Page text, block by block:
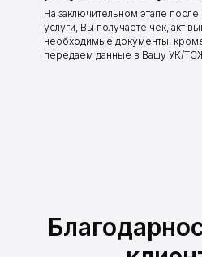
На заключительном этапе
услуги, Вы получаете чек, акт
необходимые документы,
передаем данные в Вашу УК/